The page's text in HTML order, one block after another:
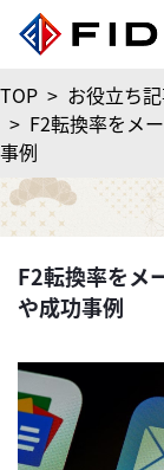
TOP > お役立ち
> F2転換率をメ
事例
F2転換率をメ
や成功事例